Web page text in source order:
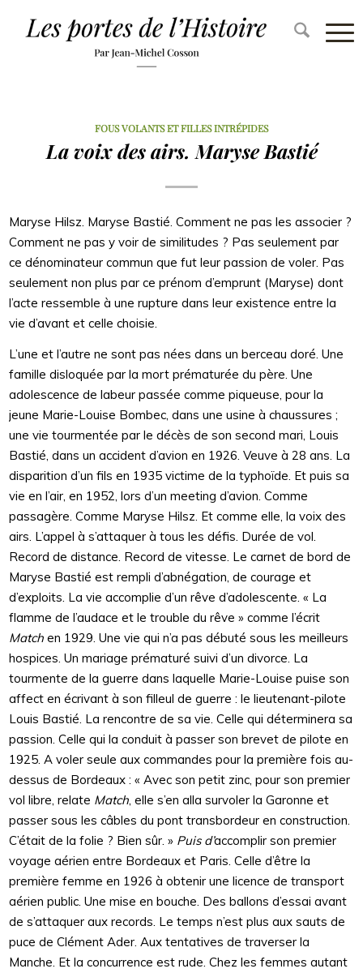
FOUS VOLANTS ET FILLES INTRÉPIDES
La voix des airs. Maryse Bastié
Maryse Hilsz. Maryse Bastié. Comment ne pas les associer ?
Comment ne pas y voir de similitudes ? Pas seulement par
ce dénominateur commun que fut leur passion de voler. Pas
seulement non plus par ce prénom d’emprunt (Maryse) dont
l’acte ressemble à une rupture dans leur existence entre la
vie d’avant et celle choisie.
L’une et l’autre ne sont pas nées dans un berceau doré. Une
famille disloquée par la mort prématurée du père. Une
adolescence de labeur passée comme piqueuse, pour la
jeune Marie-Louise Bombec, dans une usine à chaussures ;
une vie tourmentée par le décès de son second mari, Louis
Bastié, dans un accident d’avion en 1926. Veuve à 28 ans. La
disparition d’un fils en 1935 victime de la typhoïde. Et puis sa
vie en l’air, en 1952, lors d’un meeting d’avion. Comme
passagère. Comme Maryse Hilsz. Et comme elle, la voix des
airs. L’appel à s’attaquer à tous les défis. Durée de vol.
Record de distance. Record de vitesse. Le carnet de bord de
Maryse Bastié est rempli d’abnégation, de courage et
d’exploits. La vie accomplie d’un rêve d’adolescente. « La
flamme de l’audace et le trouble du rêve » comme l’écrit
Matchen 1929. Une vie qui n’a pas débuté sous les meilleurs
hospices. Un mariage prématuré suivi d’un divorce. La
tourmente de la guerre dans laquelle Marie-Louise puise son
affect en écrivant à son filleul de guerre : le lieutenant-pilote
Louis Bastié. La rencontre de sa vie. Celle qui déterminera sa
passion. Celle qui la conduit à passer son brevet de pilote en
1925. A voler seule aux commandes pour la première fois au-
dessus de Bordeaux : « Avec son petit zinc, pour son premier
vol libre, relate Match , elle s’en alla survoler la Garonne et
passer sous les câbles du pont transbordeur en construction.
C’était de la folie ? Bien sûr. » Puis d’accomplir son premier
voyage aérien entre Bordeaux et Paris. Celle d’être la
première femme en 1926 à obtenir une licence de transport
aérien public. Une mise en bouche. Des ballons d’essai avant
de s’attaquer aux records. Le temps n’est plus aux sauts de
puce de Clément Ader. Aux tentatives de traverser la
Manche. Et la concurrence est rude. Chez les femmes autant